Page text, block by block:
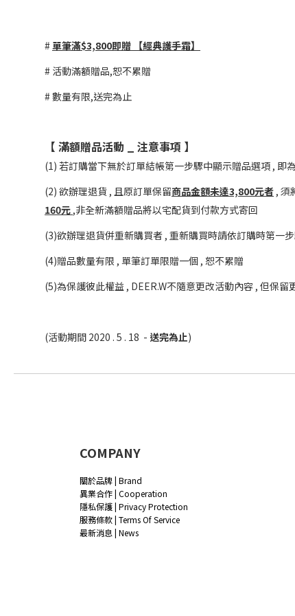
#單筆滿$3,800即贈 【經典護手霜】
# 活動滿額贈品,恕不累贈
# 數量有限,送完為止
【 滿額贈品活動 _ 注意事項 】
(1) 若訂購當下無於訂單結帳第一步驟中顯示贈品選項 , 即
(2) 欲辦理退貨 , 且原訂單保留商品金額未達3,800元者 , 須
160元 ,非全新滿額贈品將以宅配貨到付款方式寄回
(3)欲辦理退貨併重新購買者 , 重新購買時請依訂購時第一
(4)贈品數量有限 , 單筆訂單限贈一個 , 恕不累贈
(5)為保護彼此權益 , DEER.W不隨意更改活動內容 , 但保留
(活動期間 2020 . 5 . 18 - 送完為止)
COMPANY
關於品牌 | Brand
異業合作 | Cooperation
隱私保護 | Privacy Protection
服務條款 | Terms Of Service
最新消息 | News